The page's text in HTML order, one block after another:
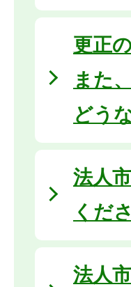
更正
また
どう
法人
くだ
法人